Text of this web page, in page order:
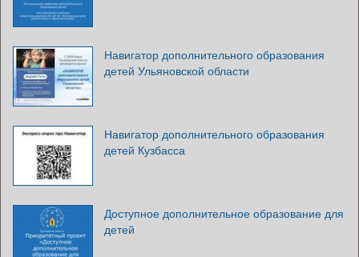
Навигатор дополнительного образования
детей Ульяновской области
Навигатор дополнительного образования
детей Кузбасса
Доступное дополнительное образование для
детей